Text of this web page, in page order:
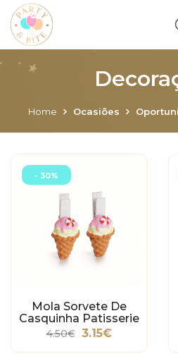
Home Ocasiões
- 30%
Mola Sorvete De
Casquinha Patisserie
4.50€ 3.15€